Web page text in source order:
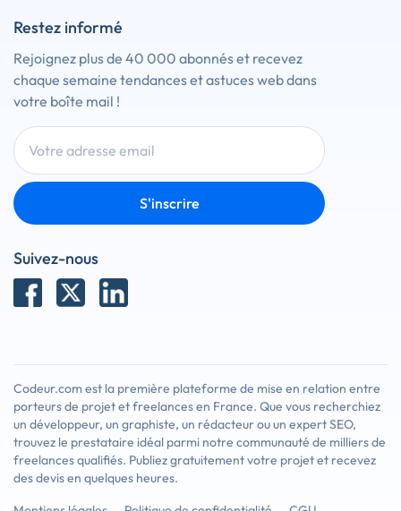
Restez informé
Rejoignez plus de 40 000 abonnés et recevez
chaque semaine tendances et astuces web dans
votre boîte mail !
S'inscrire
Suivez-nous
Codeur.com est la première plateforme de mise en relation entre
porteurs de projet et freelances en France. Que vous recherchiez
un développeur, un graphiste, un rédacteur ou un expert SEO,
trouvez le prestataire idéal parmi notre communauté de milliers de
freelances qualifiés. Publiez gratuitement votre projet et recevez
des devis en quelques heures.